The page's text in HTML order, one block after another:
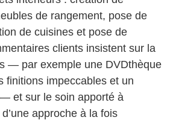
de rangement, pose de
de cuisines et pose de
clients insistent sur la
— par exemple une DVDthèque
finitions impeccables et un
et sur le soin apporté à
d’une approche à la fois